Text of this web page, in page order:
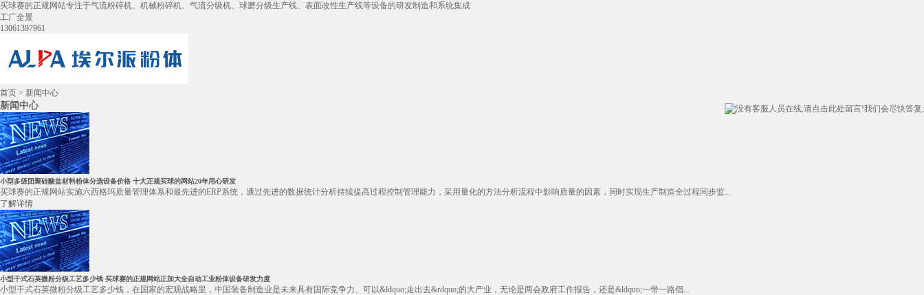
买球赛的正规网站专注于气流粉碎机、机械粉碎机、气流分级机、球磨分级生产线、表面改性生产线等设备的研发制造和系统集成
工厂全景
13061397961
首页 > 新闻中心
新闻中心
小型多级团聚硅酸盐材料粉体分选设备价格 十大正规买球的网站20年用心研发
买球赛的正规网站实施六西格玛质量管理体系和最先进的ERP系统，通过先进的数据统计分析持续提高过程控制管理能力，采用量化的方法分析流程中影响质量的因素，同时实现生产制造全过程同步监...
了解详情
小型干式石英微粉分级工艺多少钱 买球赛的正规网站正加大全自动工业粉体设备研发力度
小型干式石英微粉分级工艺多少钱，在国家的宏观战略里，中国装备制造业是未来具有国际竞争力、可以&ldquo;走出去&rdquo;的大产业，无论是两会政府工作报告，还是&ldquo;一带一路倡...